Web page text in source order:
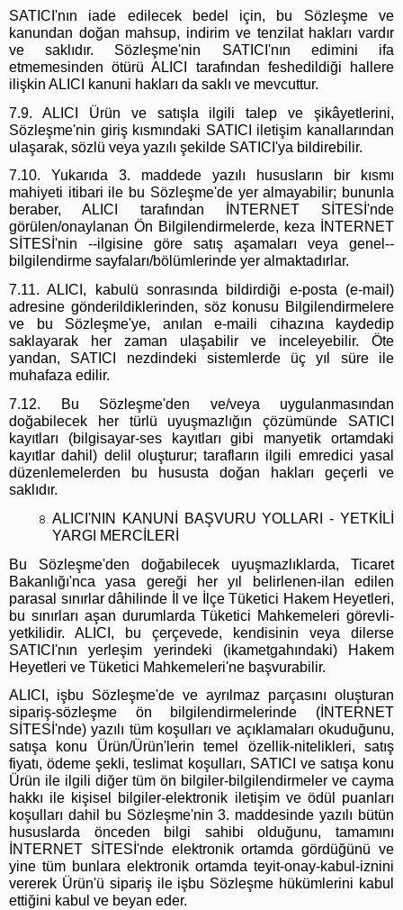
SATICI'nın iade edilecek bedel için, bu Sözleşme ve
kanundan doğan mahsup, indirim ve tenzilat hakları vardır
ve saklıdır. Sözleşme'nin SATICI'nın edimini ifa
etmemesinden ötürü ALICI tarafından feshedildiği hallere
ilişkin ALICI kanuni hakları da saklı ve mevcuttur.
7.9. ALICI Ürün ve satışla ilgili talep ve şikâyetlerini,
Sözleşme'nin giriş kısmındaki SATICI iletişim kanallarından
ulaşarak, sözlü veya yazılı şekilde SATICI'ya bildirebilir.
7.10. Yukarıda 3. maddede yazılı hususların bir kısmı
mahiyeti itibari ile bu Sözleşme'de yer almayabilir; bununla
beraber, ALICI tarafından İNTERNET SİTESİ'nde
görülen/onaylanan Ön Bilgilendirmelerde, keza İNTERNET
SİTESİ'nin --ilgisine göre satış aşamaları veya genel--
bilgilendirme sayfaları/bölümlerinde yer almaktadırlar.
7.11. ALICI, kabulü sonrasında bildirdiği e-posta (e-mail)
adresine gönderildiklerinden, söz konusu Bilgilendirmelere
ve bu Sözleşme'ye, anılan e-maili cihazına kaydedip
saklayarak her zaman ulaşabilir ve inceleyebilir. Öte
yandan, SATICI nezdindeki sistemlerde üç yıl süre ile
muhafaza edilir.
7.12. Bu Sözleşme'den ve/veya uygulanmasından
doğabilecek her türlü uyuşmazlığın çözümünde SATICI
kayıtları (bilgisayar-ses kayıtları gibi manyetik ortamdaki
kayıtlar dahil) delil oluşturur; tarafların ilgili emredici yasal
düzenlemelerden bu hususta doğan hakları geçerli ve
saklıdır.
ALICI'NIN KANUNİ BAŞVURU YOLLARI - YETKİLİ
YARGI MERCİLERİ
Bu Sözleşme'den doğabilecek uyuşmazlıklarda, Ticaret
Bakanlığı'nca yasa gereği her yıl belirlenen-ilan edilen
parasal sınırlar dâhilinde İl ve İlçe Tüketici Hakem Heyetleri,
bu sınırları aşan durumlarda Tüketici Mahkemeleri görevli-
yetkilidir. ALICI, bu çerçevede, kendisinin veya dilerse
SATICI'nın yerleşim yerindeki (ikametgahındaki) Hakem
Heyetleri ve Tüketici Mahkemeleri'ne başvurabilir.
ALICI, işbu Sözleşme'de ve ayrılmaz parçasını oluşturan
sipariş-sözleşme ön bilgilendirmelerinde (İNTERNET
SİTESİ'nde) yazılı tüm koşulları ve açıklamaları okuduğunu,
satışa konu Ürün/Ürün'lerin temel özellik-nitelikleri, satış
fiyatı, ödeme şekli, teslimat koşulları, SATICI ve satışa konu
Ürün ile ilgili diğer tüm ön bilgiler-bilgilendirmeler ve cayma
hakkı ile kişisel bilgiler-elektronik iletişim ve ödül puanları
koşulları dahil bu Sözleşme'nin 3. maddesinde yazılı bütün
hususlarda önceden bilgi sahibi olduğunu, tamamını
İNTERNET SİTESİ'nde elektronik ortamda gördüğünü ve
yine tüm bunlara elektronik ortamda teyit-onay-kabul-iznini
vererek Ürün'ü sipariş ile işbu Sözleşme hükümlerini kabul
ettiğini kabul ve beyan eder.